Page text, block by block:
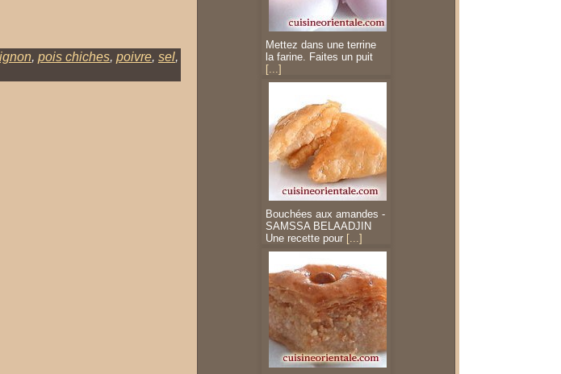
, pois chiches, poivre, sel,
Mettez dans une terrine
la farine. Faites un puit
[...]
Bouchées aux amandes -
SAMSSA BELAADJIN
Une recette pour [...]